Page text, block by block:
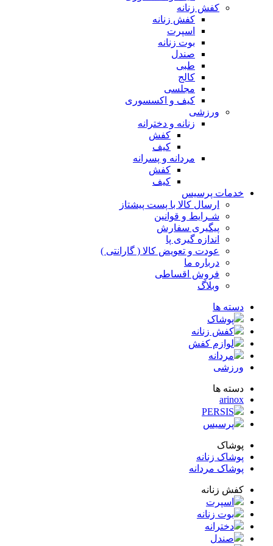
کفش زنانه
کفش زنانه
اسپرت
بوت زنانه
مجلسی
کیف و اکسسوری
ورزشی
زنانه و دخترانه
مردانه و پسرانه
پرسیس
ارسال کالا با پست پیشتاز
شـرایط و قوانین
پیگیری سفارش
اندازه گیری پا
عودت و تعویض کالا ( گارانتی )
درباره ما
فروش اقساطی
ها
پوشاک
کفش زنانه
لوازم کفش
مردانه
ها
PERSIS
پرسیس
زنانه
مردانه
زنانه
اسپرت
بوت زنانه
دخترانه
صندل